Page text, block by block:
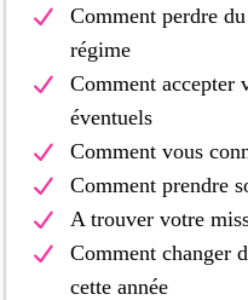
Comment perdre
régime
Comment accepter
éventuels
Comment vous
Comment prendre
A trouver votre
Comment changer
cette année